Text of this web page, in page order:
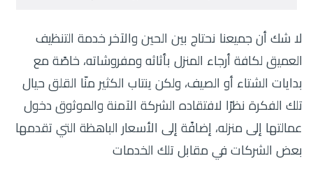
لا شك أن جميعنا نحتاج بين الحين والآخر خدمة التنظيف
العميق لكافة أرجاء المنزل بأثاثه ومفروشاته، خاصًة مع
بدايات الشتاء أو الصيف، ولكن ينتاب الكثير منّا القلق حيال
تلك الفكرة نظرًا لافتقاده الشركة الآمنة والموثوق دخول
عمالتها إلى منزله، إضافًة إلى الأسعار الباهظة التي تقدمها
بعض الشركات في مقابل تلك الخدمات